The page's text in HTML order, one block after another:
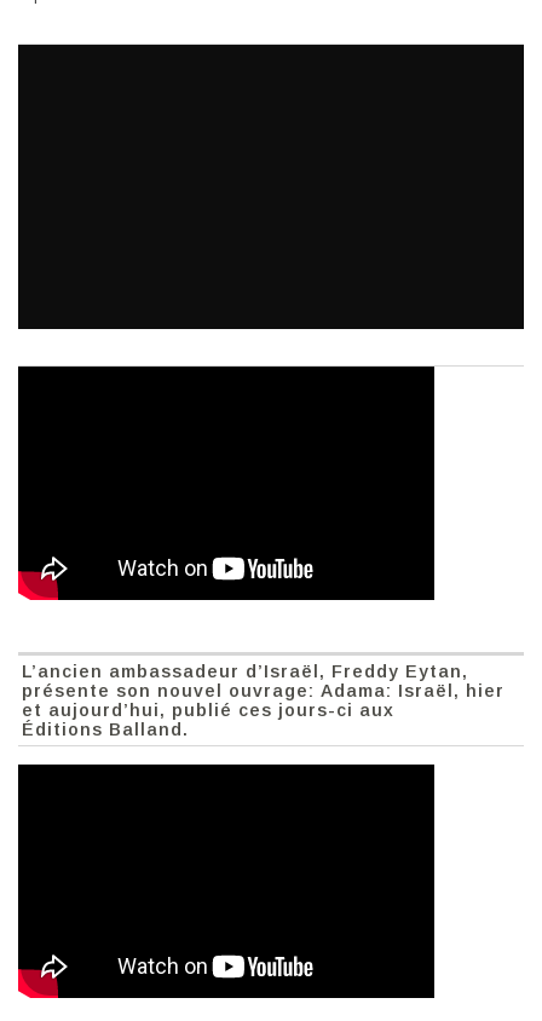
L’ancien ambassadeur d’Israël, Freddy Eytan,
présente son nouvel ouvrage: Adama: Israël, hier
et aujourd’hui, publié ces jours-ci aux
Éditions Balland.